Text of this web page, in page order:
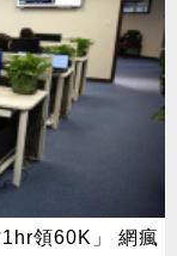
領60K」 網瘋